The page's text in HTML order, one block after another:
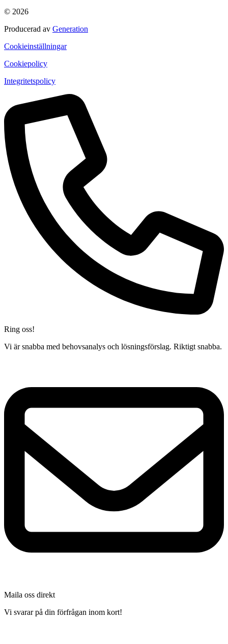
© 2026
Producerad av Generation
Cookieinställningar
Cookiepolicy
Integritetspolicy
Ring oss!
Vi är snabba med behovsanalys och lösningsförslag. Riktigt snabba.
Maila oss direkt
Vi svarar på din förfrågan inom kort!